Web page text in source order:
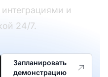
и
24/7.
Запланировать
демонстрацию